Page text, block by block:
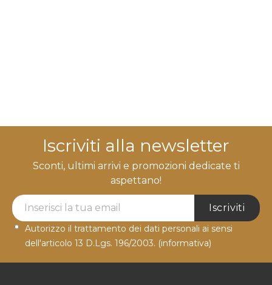
Iscriviti alla newsletter
Sconti, ultimi arrivi e promozioni dedicate ti
aspettano!
Newsletter Label
Iscriviti
Autorizzo il trattamento dei dati personali ai sensi
dell'articolo 13 D.Lgs. 196/2003. (informativa)